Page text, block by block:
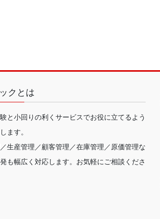
クとは
と小回りの利くサービスでお役に立てるよう
ます。
生産管理／顧客管理／在庫管理／原価管理な
も幅広く対応します。お気軽にご相談くださ